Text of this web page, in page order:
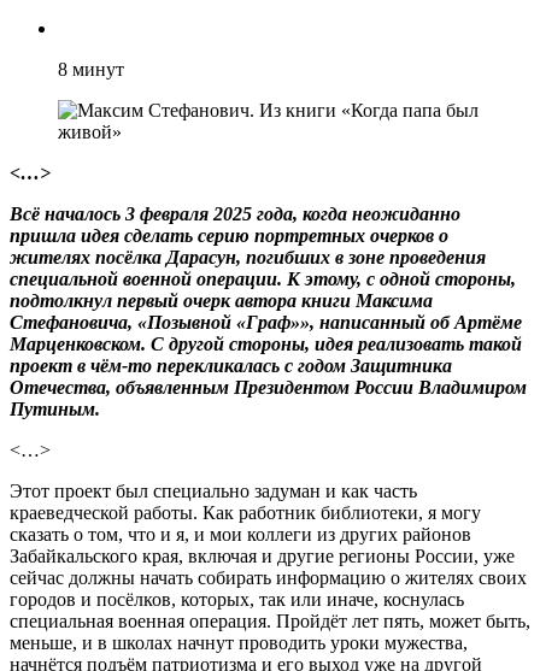
8 минут
<…>
Всё началось 3 февраля 2025 года, когда неожиданно
пришла идея сделать серию портретных очерков о
жителях посёлка Дарасун, погибших в зоне проведения
специальной военной операции. К этому, с одной стороны,
подтолкнул первый очерк автора книги Максима
Стефановича, «Позывной «Граф»», написанный об Артёме
Марценковском. С другой стороны, идея реализовать такой
проект в чём-то перекликалась с годом Защитника
Отечества, объявленным Президентом России Владимиром
Путиным.
<…>
Этот проект был специально задуман и как часть
краеведческой работы. Как работник библиотеки, я могу
сказать о том, что и я, и мои коллеги из других районов
Забайкальского края, включая и другие регионы России, уже
сейчас должны начать собирать информацию о жителях своих
городов и посёлков, которых, так или иначе, коснулась
специальная военная операция. Пройдёт лет пять, может быть,
меньше, и в школах начнут проводить уроки мужества,
начнётся подъём патриотизма и его выход уже на другой